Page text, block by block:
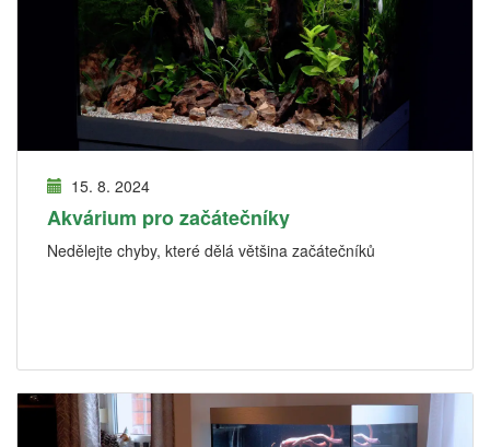
15. 8. 2024
Akvárium pro začátečníky
Nedělejte chyby, které dělá většina začátečníků